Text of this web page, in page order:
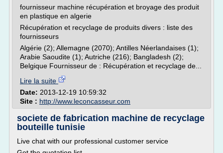
fournisseur machine récupération et broyage des produit
en plastique en algerie
Récupération et recyclage de produits divers : liste des
fournisseurs
Algérie (2); Allemagne (2070); Antilles Néerlandaises (1);
Arabie Saoudite (1); Autriche (216); Bangladesh (2);
Belgique Fournisseur de : Récupération et recyclage de...
Lire la suite
Date: 2013-12-19 10:59:32
Site : http://www.leconcasseur.com
societe de fabrication machine de recyclage
bouteille tunisie
Live chat with our professional customer service